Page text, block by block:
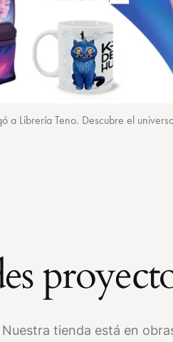
a Librería Teno. Descubre el
tienda está en